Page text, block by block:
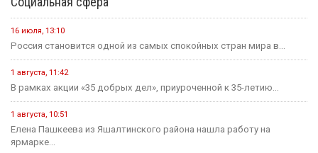
16 июля, 13:10
Россия становится одной из самых спокойных стран мира в...
1 августа, 11:42
В рамках акции «35 добрых дел», приуроченной к 35-летию...
1 августа, 10:51
Елена Пашкеева из Яшалтинского района нашла работу на
ярмарке...